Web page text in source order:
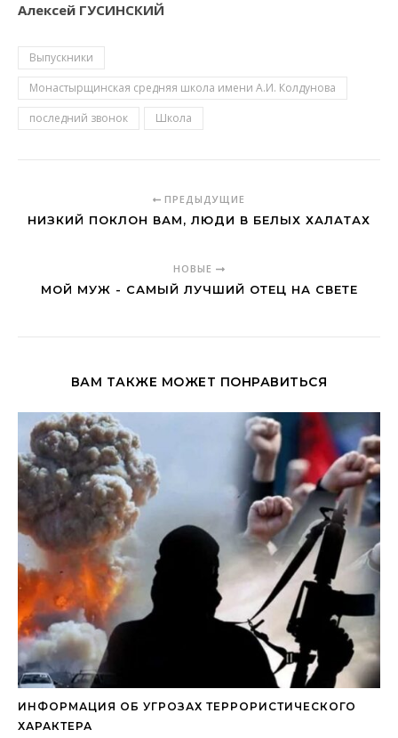
Алексей ГУСИНСКИЙ
Выпускники
Монастырщинская средняя школа имени А.И. Колдунова
последний звонок
Школа
ПРЕДЫДУЩИЕ
НИЗКИЙ ПОКЛОН ВАМ, ЛЮДИ В БЕЛЫХ ХАЛАТАХ
НОВЫЕ
МОЙ МУЖ - САМЫЙ ЛУЧШИЙ ОТЕЦ НА СВЕТЕ
ВАМ ТАКЖЕ МОЖЕТ ПОНРАВИТЬСЯ
ИНФОРМАЦИЯ ОБ УГРОЗАХ ТЕРРОРИСТИЧЕСКОГО
ХАРАКТЕРА